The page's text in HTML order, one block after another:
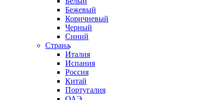
Бежевый
Коричневый
Черный
Синий
Страна
Италия
Испания
Россия
Китай
Португалия